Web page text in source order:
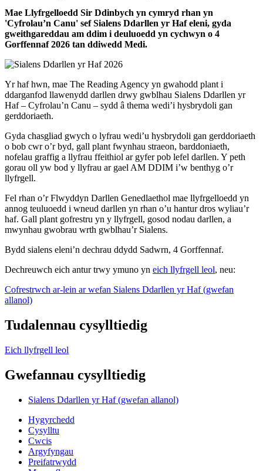
Mae Llyfrgelloedd Sir Ddinbych yn cymryd rhan yn
'Cyfrolau’n Canu' sef Sialens Ddarllen yr Haf eleni, gyda
gweithgareddau am ddim i deuluoedd yn cychwyn o 4
Gorffennaf 2026 tan ddiwedd Medi.
Yr haf hwn, mae The Reading Agency yn gwahodd plant i
ddarganfod llawenydd darllen drwy gwblhau Sialens Ddarllen yr
Haf – Cyfrolau’n Canu – sydd â thema wedi’i hysbrydoli gan
gerddoriaeth.
Gyda chasgliad gwych o lyfrau wedi’u hysbrydoli gan gerddoriaeth
o bob cwr o’r byd, gall plant fwynhau straeon, barddoniaeth,
nofelau graffig a llyfrau ffeithiol ar gyfer pob lefel darllen. Y peth
gorau oll yw bod y llyfrau ar gael AM DDIM i’w benthyg o’r
llyfrgell.
Fel rhan o’r Flwyddyn Darllen Genedlaethol mae llyfrgelloedd yn
annog teuluoedd i wneud darllen yn rhan o’u hantur dros wyliau’r
haf. Gall plant gofrestru yn y llyfrgell, gosod nodau darllen, a
mwynhau gwobrau wrth gwblhau’r Sialens.
Bydd sialens eleni’n dechrau ddydd Sadwrn, 4 Gorffennaf.
Dechreuwch eich antur trwy ymuno yn eich llyfrgell leol, neu:
Cofrestrwch ar-lein ar wefan Sialens Ddarllen yr Haf (gwefan
allanol)
Tudalennau cysylltiedig
Eich llyfrgell leol
Gwefannau cysylltiedig
Sialens Ddarllen yr Haf (gwefan allanol)
Hygyrchedd
Cysylltu
Cwcis
Argyfyngau
Preifatrwydd